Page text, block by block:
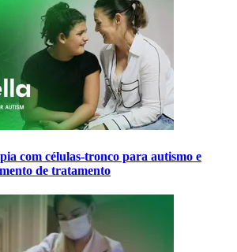
com células-tronco para autismo e
de tratamento